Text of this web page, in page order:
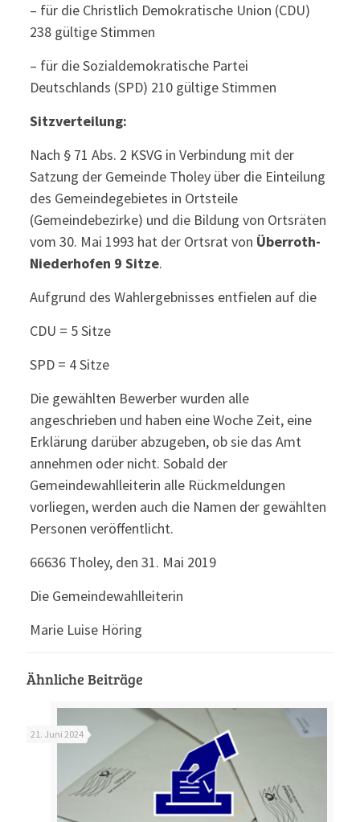
– für die Christlich Demokratische Union (CDU)
238 gültige Stimmen
– für die Sozialdemokratische Partei
Deutschlands (SPD) 210 gültige Stimmen
Sitzverteilung:
Nach § 71 Abs. 2 KSVG in Verbindung mit der
Satzung der Gemeinde Tholey über die Einteilung
des Gemeindegebietes in Ortsteile
(Gemeindebezirke) und die Bildung von Ortsräten
vom 30. Mai 1993 hat der Ortsrat von Überroth-
Niederhofen 9 Sitze.
Aufgrund des Wahlergebnisses entfielen auf die
CDU = 5 Sitze
SPD = 4 Sitze
Die gewählten Bewerber wurden alle
angeschrieben und haben eine Woche Zeit, eine
Erklärung darüber abzugeben, ob sie das Amt
annehmen oder nicht. Sobald der
Gemeindewahlleiterin alle Rückmeldungen
vorliegen, werden auch die Namen der gewählten
Personen veröffentlicht.
66636 Tholey, den 31. Mai 2019
Die Gemeindewahlleiterin
Marie Luise Höring
Ähnliche Beiträge
21. Juni 2024